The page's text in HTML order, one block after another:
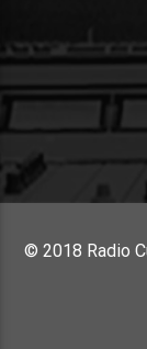
© 2018 Radio